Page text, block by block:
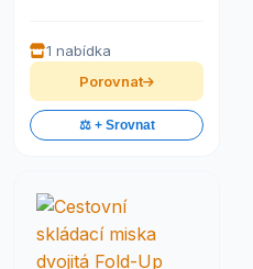
1 nabídka
Porovnat
⚖️ + Srovnat